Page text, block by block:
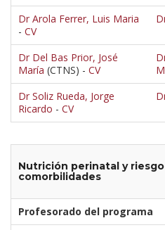
Dr Arola Ferrer, Luis Maria
- CV
Dr Del Bas Prior, José
María (CTNS) - CV
Dr Soliz Rueda, Jorge
Ricardo - CV
Nutrición perinatal y
comorbilidades
Profesorado del programa